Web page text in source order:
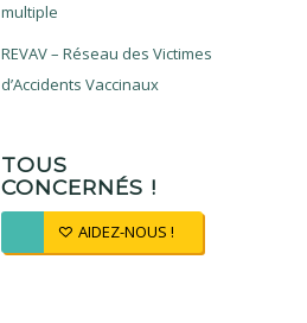
multiple
REVAV – Réseau des Victimes
d’Accidents Vaccinaux
TOUS
CONCERNÉS !
AIDEZ-NOUS !